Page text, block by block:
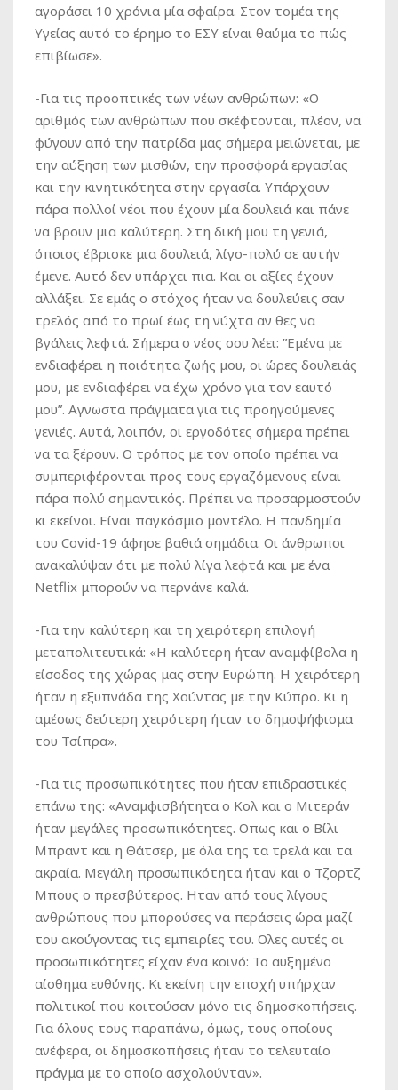
αγοράσει 10 χρόνια μία σφαίρα. Στον τομέα της
Υγείας αυτό το έρημο το ΕΣΥ είναι θαύμα το πώς
επιβίωσε».
-Για τις προοπτικές των νέων ανθρώπων: «Ο
αριθμός των ανθρώπων που σκέφτονται, πλέον, να
φύγουν από την πατρίδα μας σήμερα μειώνεται, με
την αύξηση των μισθών, την προσφορά εργασίας
και την κινητικότητα στην εργασία. Υπάρχουν
πάρα πολλοί νέοι που έχουν μία δουλειά και πάνε
να βρουν μια καλύτερη. Στη δική μου τη γενιά,
όποιος έβρισκε μια δουλειά, λίγο-πολύ σε αυτήν
έμενε. Αυτό δεν υπάρχει πια. Και οι αξίες έχουν
αλλάξει. Σε εμάς ο στόχος ήταν να δουλεύεις σαν
τρελός από το πρωί έως τη νύχτα αν θες να
βγάλεις λεφτά. Σήμερα ο νέος σου λέει: ”Εμένα με
ενδιαφέρει η ποιότητα ζωής μου, οι ώρες δουλειάς
μου, με ενδιαφέρει να έχω χρόνο για τον εαυτό
μου”. Αγνωστα πράγματα για τις προηγούμενες
γενιές. Αυτά, λοιπόν, οι εργοδότες σήμερα πρέπει
να τα ξέρουν. Ο τρόπος με τον οποίο πρέπει να
συμπεριφέρονται προς τους εργαζόμενους είναι
πάρα πολύ σημαντικός. Πρέπει να προσαρμοστούν
κι εκείνοι. Είναι παγκόσμιο μοντέλο. Η πανδημία
του Covid-19 άφησε βαθιά σημάδια. Οι άνθρωποι
ανακαλύψαν ότι με πολύ λίγα λεφτά και με ένα
Netflix μπορούν να περνάνε καλά.
-Για την καλύτερη και τη χειρότερη επιλογή
μεταπολιτευτικά: «Η καλύτερη ήταν αναμφίβολα η
είσοδος της χώρας μας στην Ευρώπη. Η χειρότερη
ήταν η εξυπνάδα της Χούντας με την Κύπρο. Κι η
αμέσως δεύτερη χειρότερη ήταν το δημοψήφισμα
του Τσίπρα».
-Για τις προσωπικότητες που ήταν επιδραστικές
επάνω της: «Αναμφισβήτητα ο Κολ και ο Μιτεράν
ήταν μεγάλες προσωπικότητες. Οπως και ο Βίλι
Μπραντ και η Θάτσερ, με όλα της τα τρελά και τα
ακραία. Μεγάλη προσωπικότητα ήταν και ο Τζορτζ
Μπους ο πρεσβύτερος. Ηταν από τους λίγους
ανθρώπους που μπορούσες να περάσεις ώρα μαζί
του ακούγοντας τις εμπειρίες του. Ολες αυτές οι
προσωπικότητες είχαν ένα κοινό: Το αυξημένο
αίσθημα ευθύνης. Κι εκείνη την εποχή υπήρχαν
πολιτικοί που κοιτούσαν μόνο τις δημοσκοπήσεις.
Για όλους τους παραπάνω, όμως, τους οποίους
ανέφερα, οι δημοσκοπήσεις ήταν το τελευταίο
πράγμα με το οποίο ασχολούνταν».